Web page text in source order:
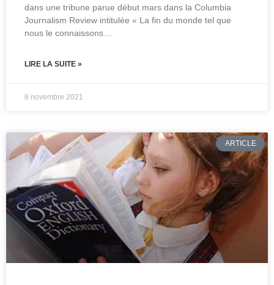
dans une tribune parue début mars dans la Columbia
Journalism Review intitulée « La fin du monde tel que
nous le connaissons…
LIRE LA SUITE »
8 novembre 2021
ARTICLE